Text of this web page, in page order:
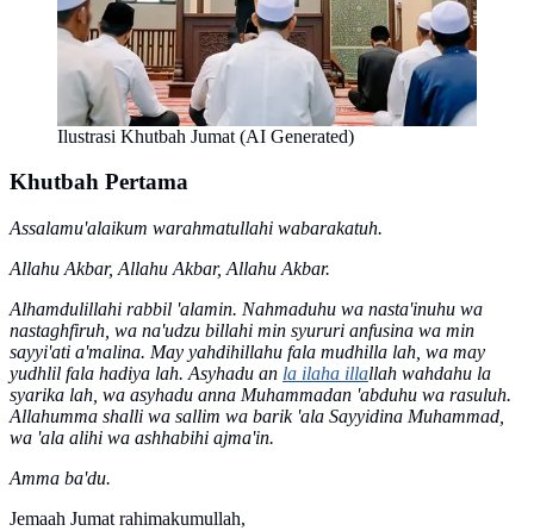
Ilustrasi Khutbah Jumat (AI Generated)
Khutbah Pertama
Assalamu'alaikum warahmatullahi wabarakatuh.
Allahu Akbar, Allahu Akbar, Allahu Akbar.
Alhamdulillahi rabbil 'alamin. Nahmaduhu wa nasta'inuhu wa
nastaghfiruh, wa na'udzu billahi min syururi anfusina wa min
sayyi'ati a'malina. May yahdihillahu fala mudhilla lah, wa may
yudhlil fala hadiya lah. Asyhadu an la ilaha illallah wahdahu la
syarika lah, wa asyhadu anna Muhammadan 'abduhu wa rasuluh.
Allahumma shalli wa sallim wa barik 'ala Sayyidina Muhammad,
wa 'ala alihi wa ashhabihi ajma'in.
Amma ba'du.
Jemaah Jumat rahimakumullah,